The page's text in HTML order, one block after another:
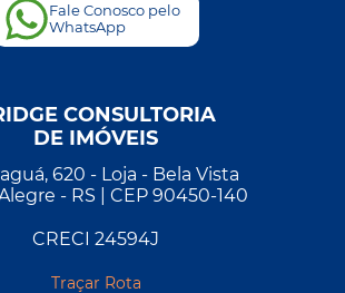
Fale Conosco pelo
WhatsApp
CONSULTORIA
DE IMÓVEIS
620 - Loja - Bela Vista
- RS | CEP 90450-140
CRECI 24594J
Traçar Rota